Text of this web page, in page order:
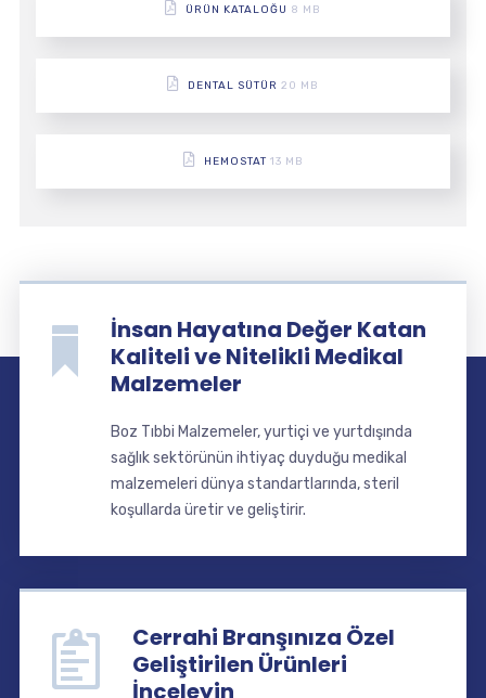
ÜRÜN KATALOĞU 8 MB
DENTAL SÜTÜR 20 MB
HEMOSTAT 13 MB
İnsan Hayatına Değer Katan
Kaliteli ve Nitelikli Medikal
Malzemeler
Boz Tıbbi Malzemeler, yurtiçi ve yurtdışında
sağlık sektörünün ihtiyaç duyduğu medikal
malzemeleri dünya standartlarında, steril
koşullarda üretir ve geliştirir.
Cerrahi Branşınıza Özel
Geliştirilen Ürünleri
İnceleyin